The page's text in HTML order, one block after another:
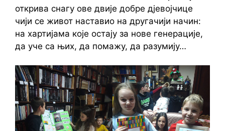
открива снагу ове двије добре дјевојчице
чији се живот наставио на другачији начин:
на хартијама које остају за нове генерације,
да уче са њих, да помажу, да разумију…